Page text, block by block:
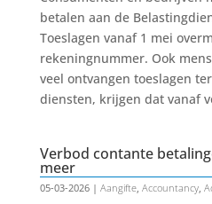
betalen aan de
Toeslagen vanaf 1 mei
rekeningnummer. Ook
veel ontvangen toeslagen
diensten, krijgen dat vanaf
Verbod contante
meer
05-03-2026| Aangifte, Accountancy,